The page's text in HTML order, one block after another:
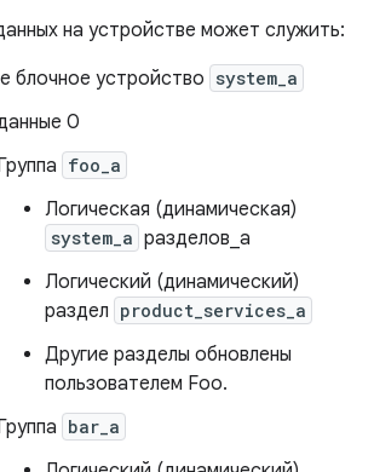
на устройстве может служить:
блочное устройство system_a
0
foo_a
Логическая (динамическая)
system_a разделов_a
Логический (динамический)
раздел product_services_a
Другие разделы обновлены
пользователем Foo.
bar_a